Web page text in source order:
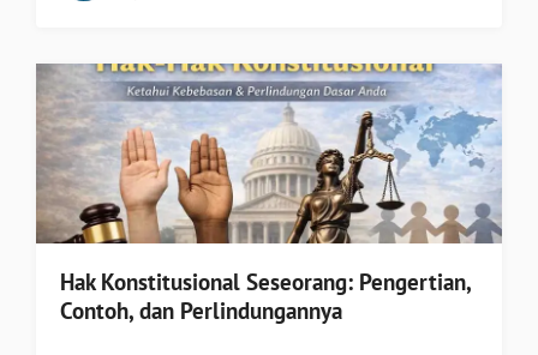
Hak Konstitusional Seseorang: Pengertian,
Contoh, dan Perlindungannya